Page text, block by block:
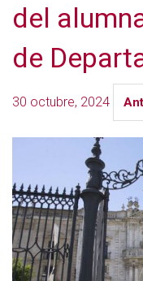
del
de
30 octubre, 2024